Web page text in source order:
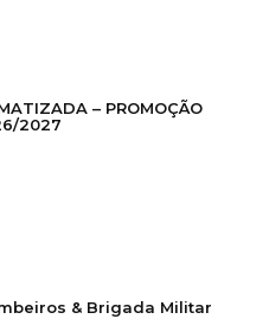
– PROMOÇÃO
2027
& Brigada Militar